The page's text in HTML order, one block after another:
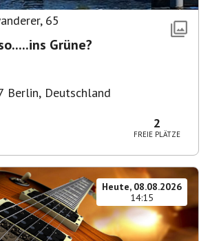
, 65
Grüne?
Berlin, Deutschland
2
FREIE PLÄTZE
Heute, 08.08.2026
14:15